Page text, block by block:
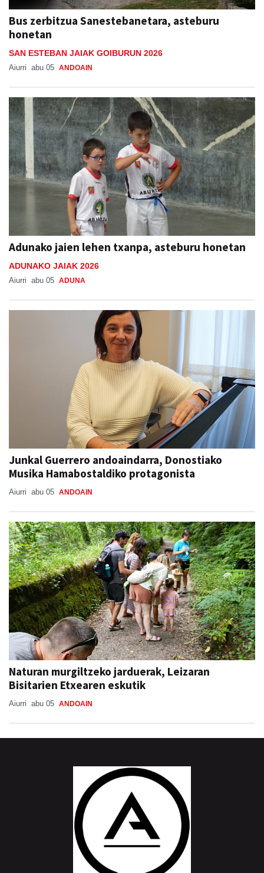
Bus zerbitzua Sanestebanetara, asteburu
honetan
SAN ESTEBAN JAIAK GOIBURUN 2026
Aiurri abu 05 ANDOAIN
Adunako jaien lehen txanpa, asteburu honetan
ADUNAKO JAIAK 2026
Aiurri abu 05 ADUNA
Junkal Guerrero andoaindarra, Donostiako
Musika Hamabostaldiko protagonista
Aiurri abu 05 ANDOAIN
Naturan murgiltzeko jarduerak, Leizaran
Bisitarien Etxearen eskutik
Aiurri abu 05 ANDOAIN